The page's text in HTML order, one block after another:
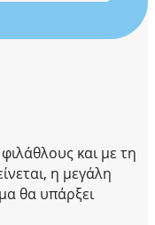
και με τη
η μεγάλη
θα υπάρξει